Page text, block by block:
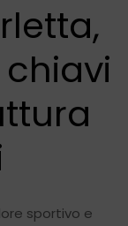
sportivo e